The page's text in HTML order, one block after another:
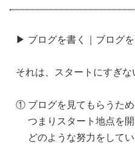
▶ ブログを書く｜ブログ
それは、スタートにすぎな
① ブログを見てもらうため
つまりスタート地点を開
どのような努力をしてい